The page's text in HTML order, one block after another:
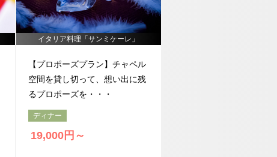
イタリア料理「サンミケーレ」
【プロポーズプラン】チャペル
空間を貸し切って、想い出に残
るプロポーズを・・・
ディナー
19,000円～